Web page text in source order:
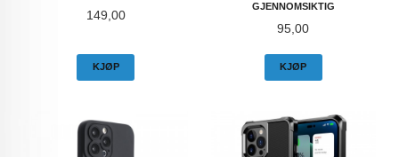
Pris
149,00
KJØP
GJENNOMSIKTIG
Pris
95,00
KJØP